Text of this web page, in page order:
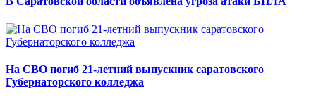
На СВО погиб 21-летний выпускник саратовского
Губернаторского колледжа